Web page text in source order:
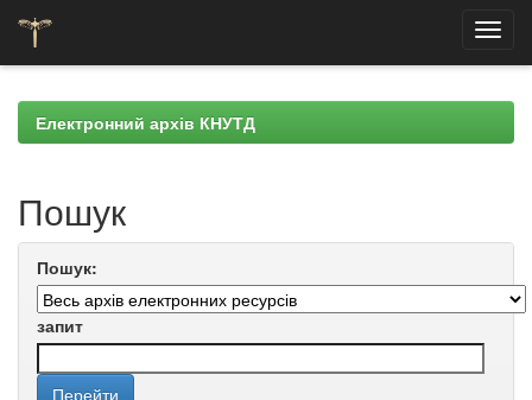
navigationЕлектронний архів КНУТД
Пошук
Пошук:
запит